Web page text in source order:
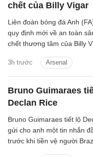
chết của Billy Vigar
3h trước Arsenal
Liên đoàn bóng đá Anh
quy định mới về an toàn
chết thương tâm của Billy
Bruno Guimaraes
Declan Rice
Bruno Guimaraes tiết lộ
gửi cho anh một tin nhắn
trước khi tiền vệ người